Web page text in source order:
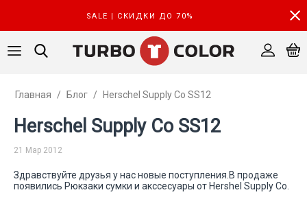
SALE | СКИДКИ ДО 70%
Главная / Блог / Herschel Supply Co SS12
Herschel Supply Co SS12
21 Мар 2012
Здравствуйте друзья у нас новые поступления.В продаже
появились Рюкзаки сумки и акссесуары от Hershel Supply Co.